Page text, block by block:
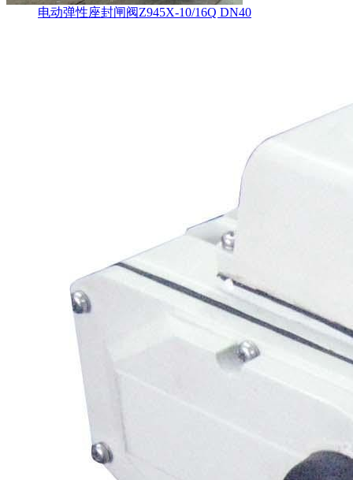
电动弹性座封闸阀Z945X-10/16Q DN40